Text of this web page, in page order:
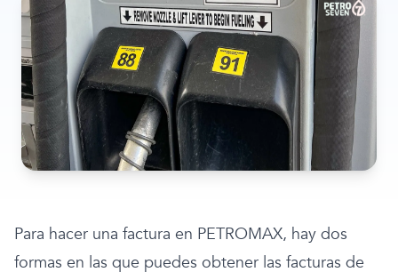
Para hacer una factura en PETROMAX, hay dos
formas en las que puedes obtener las facturas de